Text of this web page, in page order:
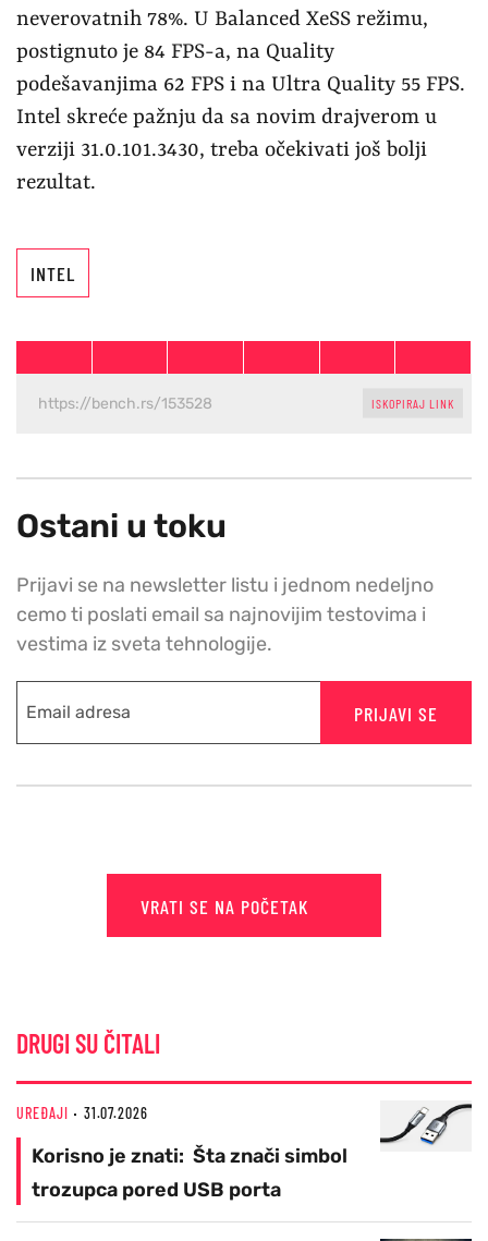
neverovatnih 78%. U Balanced XeSS režimu,
postignuto je 84 FPS-a, na Quality
podešavanjima 62 FPS i na Ultra Quality 55 FPS.
Intel skreće pažnju da sa novim drajverom u
verziji 31.0.101.3430, treba očekivati još bolji
rezultat.
INTEL
ISKOPIRAJ LINK
Ostani u toku
Prijavi se na newsletter listu i jednom nedeljno
cemo ti poslati email sa najnovijim testovima i
vestima iz sveta tehnologije.
PRIJAVI SE
VRATI SE NA POČETAK
DRUGI SU ČITALI
UREĐAJI 31.07.2026
Korisno je znati: Šta znači simbol
trozupca pored USB porta